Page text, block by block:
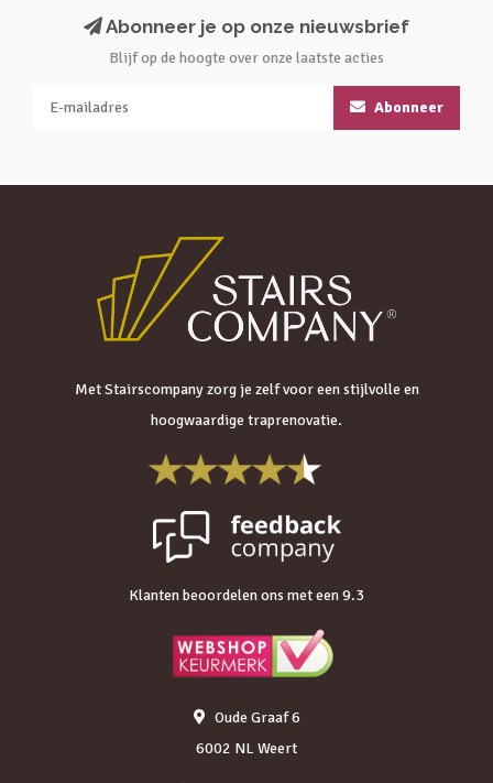
Abonneer je op onze nieuwsbrief
Blijf op de hoogte over onze laatste acties
Abonneer
Met Stairscompany zorg je zelf voor een stijlvolle en
hoogwaardige traprenovatie.
Klanten beoordelen ons met een 9.3
Oude Graaf 6
6002 NL Weert